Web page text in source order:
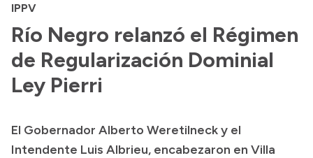
Normativa
Historia
IPPV
Río Negro relanzó el Régimen
de Regularización Dominial
Ley Pierri
El Gobernador Alberto Weretilneck y el
Intendente Luis Albrieu, encabezaron en Villa